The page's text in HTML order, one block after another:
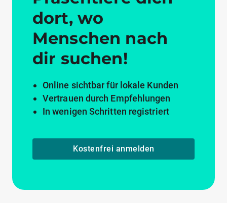
dort, wo
Menschen nach
dir suchen!
Online sichtbar für lokale Kunden
Vertrauen durch Empfehlungen
In wenigen Schritten registriert
Kostenfrei anmelden